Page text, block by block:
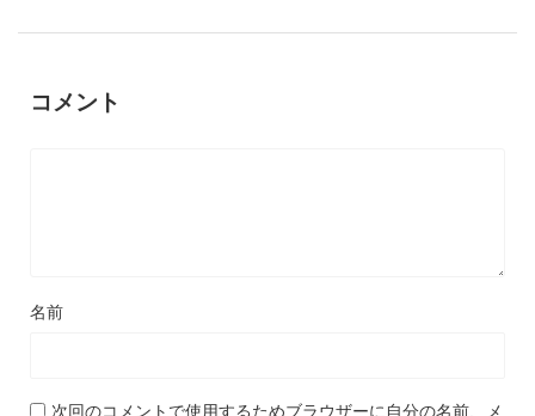
コメント
名前
次回のコメントで使用するためブラウザーに自分の名前、メ